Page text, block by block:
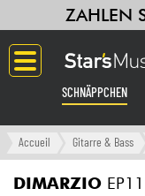
ZAHLEN
SCHNÄPPCHEN
Langue
Gitarre & Bass
Accueil Gitarre & Bass
DIMARZIO